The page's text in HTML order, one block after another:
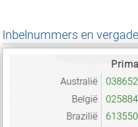
Inbelnummers en